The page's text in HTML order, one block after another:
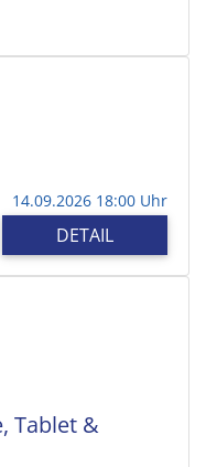
14.09.2026 18:00 Uhr
DETAIL
Tablet &